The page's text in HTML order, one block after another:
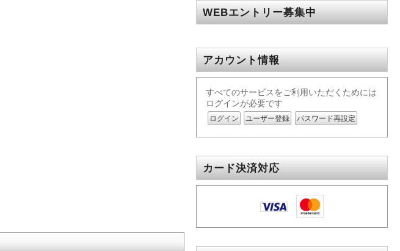
WEBエントリー募集中
アカウント情報
すべてのサービスをご利用いただくためには
ログインが必要です
ログイン ユーザー登録 パスワード再設定
カード決済対応